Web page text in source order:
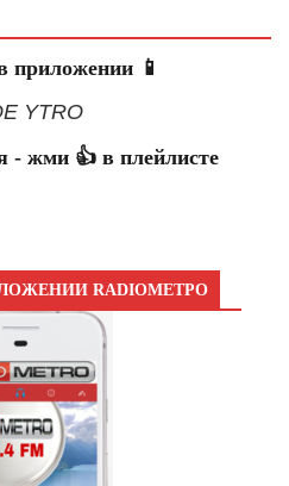
приложении 📱
YTRO
- жми 👍 в плейлисте
RADIOМЕТРО